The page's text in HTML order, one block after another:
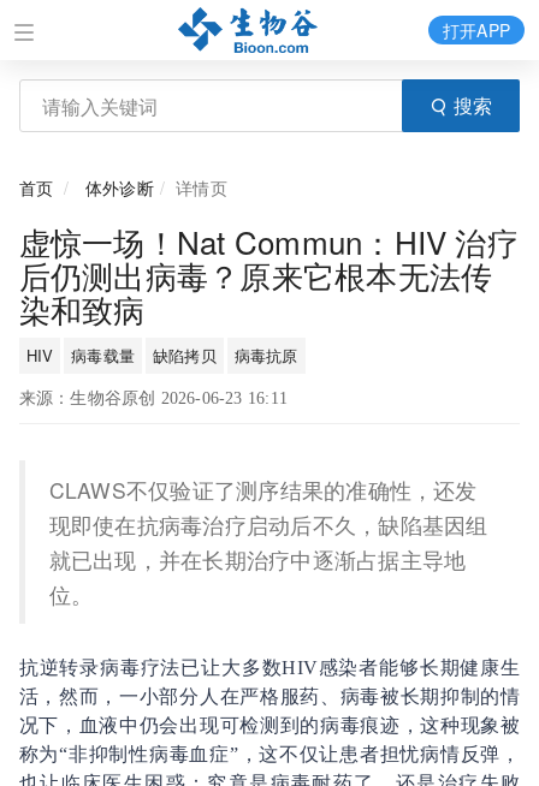
搜索
打开APP
首页 体外诊断 详情页
虚惊一场！Nat Commun：HIV 治疗
后仍测出病毒？原来它根本无法传
染和致病
HIV 病毒载量 缺陷拷贝 病毒抗原
来源：生物谷原创 2026-06-23 16:11
CLAWS不仅验证了测序结果的准确性，还发
现即使在抗病毒治疗启动后不久，缺陷基因组
就已出现，并在长期治疗中逐渐占据主导地
位。
抗逆转录病毒疗法已让大多数HIV感染者能够长期健康生
活，然而，一小部分人在严格服药、病毒被长期抑制的情
况下，血液中仍会出现可检测到的病毒痕迹，这种现象被
称为“非抑制性病毒血症”，这不仅让患者担忧病情反弹，